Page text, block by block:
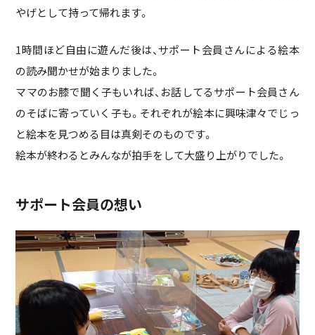
やげとして持って帰れます。
1時間ほど自由に遊んだ後は、サポート会員さんによる絵本
の読み聞かせが始まりました。
ママのお膝で聞く子もいれば、お話してるサポート会員さん
のそばに寄っていく子も。それぞれが絵本に興味津々でじっ
と絵本を見つめる目は真剣そのものです。
絵本が終わるとみんなが拍手をして大盛り上がりでした。
サポート会員の想い